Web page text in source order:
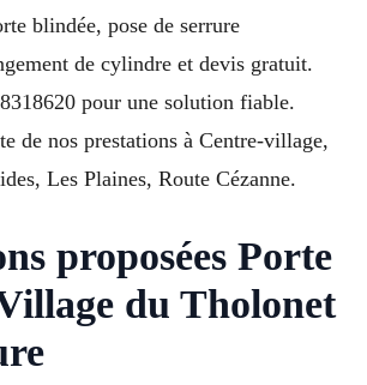
blindée, pose de serrure
de cylindre et devis gratuit.
pour une solution fiable.
de nos prestations à Centre-village,
Les Plaines, Route Cézanne.
proposées Porte
du Tholonet